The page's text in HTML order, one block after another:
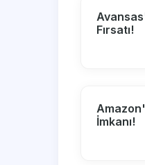
Fırsatı!
İmkanı!